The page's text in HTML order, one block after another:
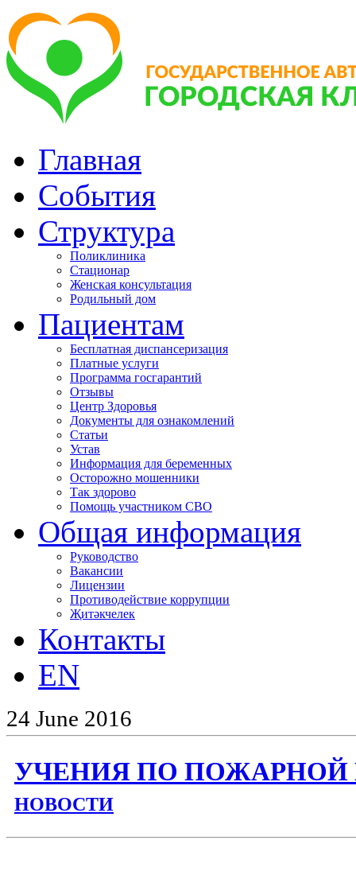
Главная
События
Структура
Поликлиника
Стационар
Женская консультация
Родильный дом
Пациентам
Бесплатная диспансеризация
Платные услуги
Программа госгарантий
Отзывы
Центр Здоровья
Документы для ознакомлений
Статьи
Устав
Информация для беременных
Осторожно мошенники
Так здорово
Помощь участником СВО
Общая информация
Руководство
Вакансии
Лицензии
Противодействие коррупции
Җитәкчелек
Контакты
EN
24 June 2016
УЧЕНИЯ ПО ПОЖАРНОЙ
НОВОСТИ